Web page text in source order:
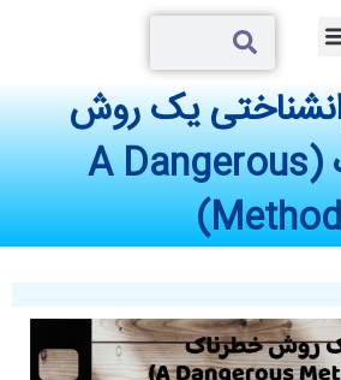
یک روش
خطرناک (A Dangerous
Method)